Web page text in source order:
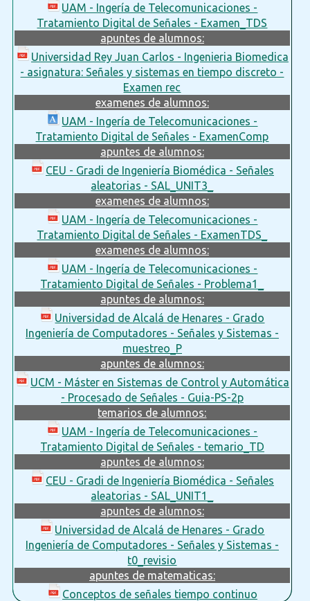
UAM - Ingería de Telecomunicaciones -
Tratamiento Digital de Señales - Examen_TDS
apuntes de alumnos:
Universidad Rey Juan Carlos - Ingenieria Biomedica
- asignatura: Señales y sistemas en tiempo discreto -
Examen rec
examenes de alumnos:
UAM - Ingería de Telecomunicaciones -
Tratamiento Digital de Señales - ExamenComp
apuntes de alumnos:
CEU - Gradi de Ingeniería Biomédica - Señales
aleatorias - SAL_UNIT3_
examenes de alumnos:
UAM - Ingería de Telecomunicaciones -
Tratamiento Digital de Señales - ExamenTDS_
examenes de alumnos:
UAM - Ingería de Telecomunicaciones -
Tratamiento Digital de Señales - Problema1_
apuntes de alumnos:
Universidad de Alcalá de Henares - Grado
Ingeniería de Computadores - Señales y Sistemas -
muestreo_P
apuntes de alumnos:
UCM - Máster en Sistemas de Control y Automática
- Procesado de Señales - Guia-PS-2p
temarios de alumnos:
UAM - Ingería de Telecomunicaciones -
Tratamiento Digital de Señales - temario_TD
apuntes de alumnos:
CEU - Gradi de Ingeniería Biomédica - Señales
aleatorias - SAL_UNIT1_
apuntes de alumnos:
Universidad de Alcalá de Henares - Grado
Ingeniería de Computadores - Señales y Sistemas -
t0_revisio
apuntes de matematicas:
Conceptos de señales tiempo continuo